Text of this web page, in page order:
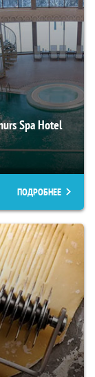
Spa Hotel
ПОДРОБНЕЕ